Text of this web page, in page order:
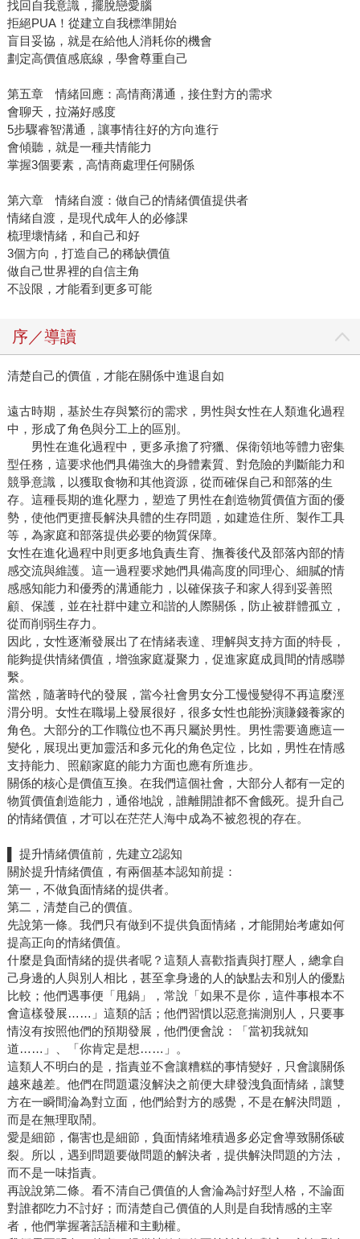
找回自我意識，擺脫戀愛腦
拒絕PUA！從建立自我標準開始
盲目妥協，就是在給他人消耗你的機會
劃定高價值感底線，學會尊重自己
第五章 情緒回應：高情商溝通，接住對方的需求
會聊天，拉滿好感度
5步驟睿智溝通，讓事情往好的方向進行
會傾聽，就是一種共情能力
掌握3個要素，高情商處理任何關係
第六章 情緒自渡：做自己的情緒價值提供者
情緒自渡，是現代成年人的必修課
梳理壞情緒，和自己和好
3個方向，打造自己的稀缺價值
做自己世界裡的自信主角
不設限，才能看到更多可能
序／導讀
清楚自己的價值，才能在關係中進退自如
遠古時期，基於生存與繁衍的需求，男性與女性在人類進化過程
中，形成了角色與分工上的區別。
男性在進化過程中，更多承擔了狩獵、保衛領地等體力密集
型任務，這要求他們具備強大的身體素質、對危險的判斷能力和
競爭意識，以獲取食物和其他資源，從而確保自己和部落的生
存。這種長期的進化壓力，塑造了男性在創造物質價值方面的優
勢，使他們更擅長解決具體的生存問題，如建造住所、製作工具
等，為家庭和部落提供必要的物質保障。
女性在進化過程中則更多地負責生育、撫養後代及部落內部的情
感交流與維護。這一過程要求她們具備高度的同理心、細膩的情
感感知能力和優秀的溝通能力，以確保孩子和家人得到妥善照
顧、保護，並在社群中建立和諧的人際關係，防止被群體孤立，
從而削弱生存力。
因此，女性逐漸發展出了在情緒表達、理解與支持方面的特長，
能夠提供情緒價值，增強家庭凝聚力，促進家庭成員間的情感聯
繫。
當然，隨著時代的發展，當今社會男女分工慢慢變得不再這麼涇
渭分明。女性在職場上發展很好，很多女性也能扮演賺錢養家的
角色。大部分的工作職位也不再只屬於男性。男性需要適應這一
變化，展現出更加靈活和多元化的角色定位，比如，男性在情感
支持能力、照顧家庭的能力方面也應有所進步。
關係的核心是價值互換。在我們這個社會，大部分人都有一定的
物質價值創造能力，通俗地說，誰離開誰都不會餓死。提升自己
的情緒價值，才可以在茫茫人海中成為不被忽視的存在。
▌ 提升情緒價值前，先建立2認知
關於提升情緒價值，有兩個基本認知前提：
第一，不做負面情緒的提供者。
第二，清楚自己的價值。
先說第一條。我們只有做到不提供負面情緒，才能開始考慮如何
提高正向的情緒價值。
什麼是負面情緒的提供者呢？這類人喜歡指責與打壓人，總拿自
己身邊的人與別人相比，甚至拿身邊的人的缺點去和別人的優點
比較；他們遇事便「甩鍋」，常說「如果不是你，這件事根本不
會這樣發展……」這類的話；他們習慣以惡意揣測別人，只要事
情沒有按照他們的預期發展，他們便會說：「當初我就知
道……」、「你肯定是想……」。
這類人不明白的是，指責並不會讓糟糕的事情變好，只會讓關係
越來越差。他們在問題還沒解決之前便大肆發洩負面情緒，讓雙
方在一瞬間淪為對立面，他們給對方的感覺，不是在解決問題，
而是在無理取鬧。
愛是細節，傷害也是細節，負面情緒堆積過多必定會導致關係破
裂。所以，遇到問題要做問題的解決者，提供解決問題的方法，
而不是一味指責。
再說說第二條。看不清自己價值的人會淪為討好型人格，不論面
對誰都吃力不討好；而清楚自己價值的人則是自我情感的主宰
者，他們掌握著話語權和主動權。